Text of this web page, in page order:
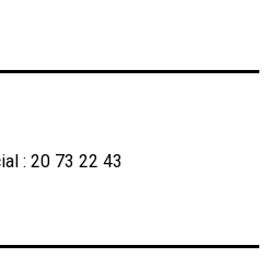
: 20 73 22 43